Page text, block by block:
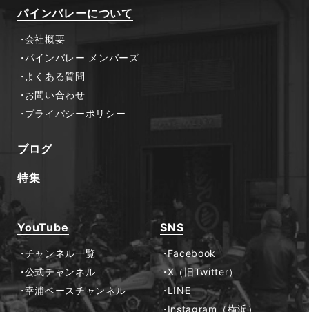
パインバレーについて
会社概要
パインバレー メンバーズ
よくある質問
お問い合わせ
プライバシーポリシー
ブログ
特集
YouTube
チャンネル一覧
公式チャンネル
幸浦ベースチャンネル
SNS
Facebook
X（旧Twitter）
LINE
Instagram（横浜）